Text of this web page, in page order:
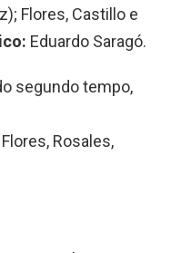
Flores, Castillo e
Eduardo Saragó.
segundo tempo,
Rosales,